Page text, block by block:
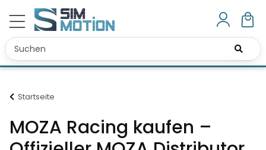
Startseite
MOZA Racing kaufen –